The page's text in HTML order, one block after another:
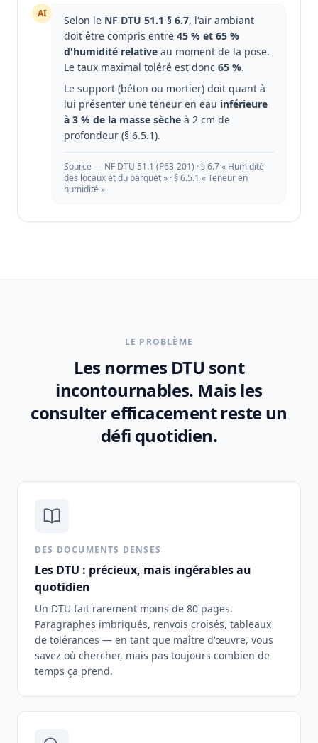
AI
Selon le NF DTU 51.1 § 6.7, l'air ambiant
doit être compris entre 45 % et 65 %
d'humidité relative au moment de la pose.
Le taux maximal toléré est donc 65 %.
Le support (béton ou mortier) doit quant à
lui présenter une teneur en eau inférieure
à 3 % de la masse sèche à 2 cm de
profondeur (§ 6.5.1).
Source — NF DTU 51.1 (P63-201) · § 6.7 « Humidité
des locaux et du parquet » · § 6.5.1 « Teneur en
humidité »
LE PROBLÈME
Les normes DTU sont
incontournables. Mais les
consulter efficacement reste un
défi quotidien.
DES DOCUMENTS DENSES
Les DTU : précieux, mais ingérables au
quotidien
Un DTU fait rarement moins de 80 pages.
Paragraphes imbriqués, renvois croisés, tableaux
de tolérances — en tant que maître d'œuvre, vous
savez où chercher, mais pas toujours combien de
temps ça prend.